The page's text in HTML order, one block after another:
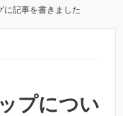
に記事を書きました
プについ